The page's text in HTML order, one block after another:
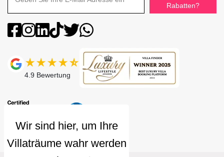
Rabatten?
4.9 Bewertung